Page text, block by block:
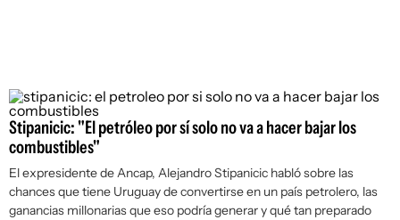
Stipanicic: "El petróleo por sí solo no va a hacer bajar los
combustibles"
El expresidente de Ancap, Alejandro Stipanicic habló sobre las
chances que tiene Uruguay de convertirse en un país petrolero, las
ganancias millonarias que eso podría generar y qué tan preparado